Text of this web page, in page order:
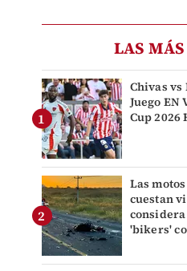
LAS
Chivas vs
Juego EN
Cup 2026
Las
cuestan
'bikers'